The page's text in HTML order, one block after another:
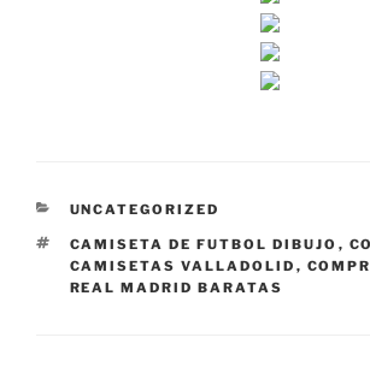
CATEGORÍAS
UNCATEGORIZED
ETIQUETAS
CAMISETA DE FUTBOL DIBUJO ,
CAMISETAS VALLADOLID ,
REAL MADRID BARATAS